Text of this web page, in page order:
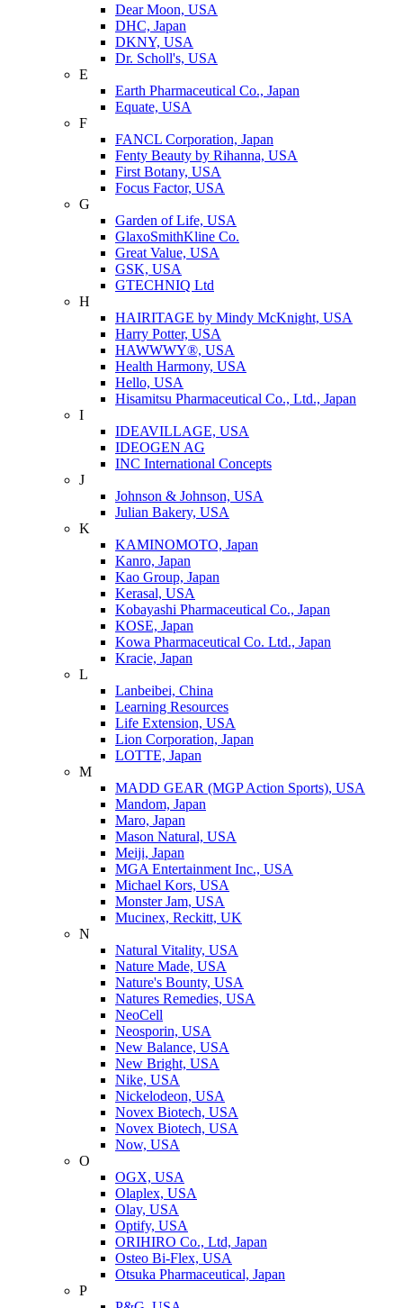
Dear Moon, USA
DHC, Japan
DKNY, USA
Dr. Scholl's, USA
E
Earth Pharmaceutical Co., Japan
Equate, USA
F
FANCL Corporation, Japan
Fenty Beauty by Rihanna, USA
First Botany, USA
Focus Factor, USA
G
Garden of Life, USA
GlaxoSmithKline Co.
Great Value, USA
GSK, USA
GTECHNIQ Ltd
H
HAIRITAGE by Mindy McKnight, USA
Harry Potter, USA
HAWWWY®, USA
Health Harmony, USA
Hello, USA
Hisamitsu Pharmaceutical Co., Ltd., Japan
I
IDEAVILLAGE, USA
IDEOGEN AG
INC International Concepts
J
Johnson & Johnson, USA
Julian Bakery, USA
K
KAMINOMOTO, Japan
Kanro, Japan
Kao Group, Japan
Kerasal, USA
Kobayashi Pharmaceutical Co., Japan
KOSE, Japan
Kowa Pharmaceutical Co. Ltd., Japan
Kracie, Japan
L
Lanbeibei, China
Learning Resources
Life Extension, USA
Lion Corporation, Japan
LOTTE, Japan
M
MADD GEAR (MGP Action Sports), USA
Mandom, Japan
Maro, Japan
Mason Natural, USA
Meiji, Japan
MGA Entertainment Inc., USA
Michael Kors, USA
Monster Jam, USA
Mucinex, Reckitt, UK
N
Natural Vitality, USA
Nature Made, USA
Nature's Bounty, USA
Natures Remedies, USA
NeoCell
Neosporin, USA
New Balance, USA
New Bright, USA
Nike, USA
Niсkelodeon, USA
Novex Biotech, USA
Novex Biotech, USA
Now, USA
O
OGX, USA
Olaplex, USA
Olay, USA
Optify, USA
ORIHIRO Co., Ltd, Japan
Osteo Bi-Flex, USA
Otsuka Pharmaceutical, Japan
P